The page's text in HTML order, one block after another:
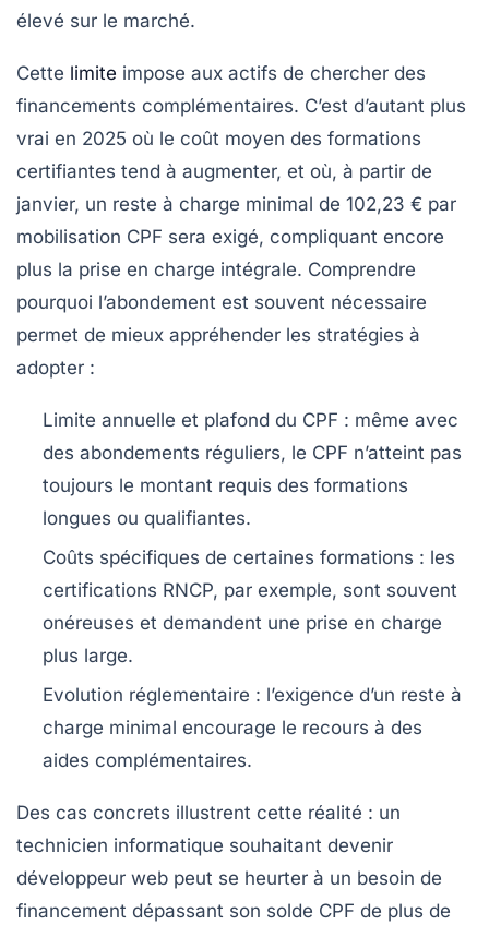
élevé sur le marché.
Cette limite impose aux actifs de chercher des
financements complémentaires. C’est d’autant plus
vrai en 2025 où le coût moyen des formations
certifiantes tend à augmenter, et où, à partir de
janvier, un reste à charge minimal de 102,23 € par
mobilisation CPF sera exigé, compliquant encore
plus la prise en charge intégrale. Comprendre
pourquoi l’abondement est souvent nécessaire
permet de mieux appréhender les stratégies à
adopter :
Limite annuelle et plafond du CPF : même avec
des abondements réguliers, le CPF n’atteint pas
toujours le montant requis des formations
longues ou qualifiantes.
Coûts spécifiques de certaines formations : les
certifications RNCP, par exemple, sont souvent
onéreuses et demandent une prise en charge
plus large.
Evolution réglementaire : l’exigence d’un reste à
charge minimal encourage le recours à des
aides complémentaires.
Des cas concrets illustrent cette réalité : un
technicien informatique souhaitant devenir
développeur web peut se heurter à un besoin de
financement dépassant son solde CPF de plus de